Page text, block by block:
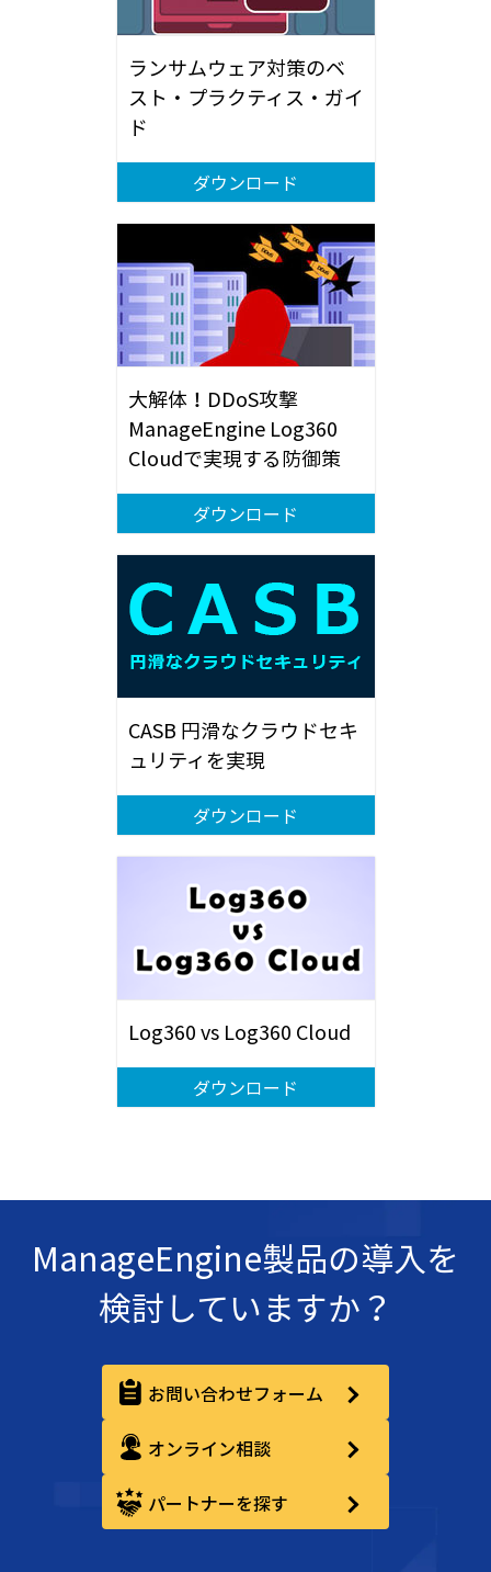
ランサムウェア対策のベ
スト・プラクティス・ガイ
ド
ダウンロード
大解体！DDoS攻撃
ManageEngine Log360
Cloudで実現する防御策
ダウンロード
CASB 円滑なクラウドセキ
ュリティを実現
ダウンロード
Log360 vs Log360 Cloud
ダウンロード
ManageEngine製品の導入を
検討していますか？
お問い合わせフォーム
オンライン相談
パートナーを探す